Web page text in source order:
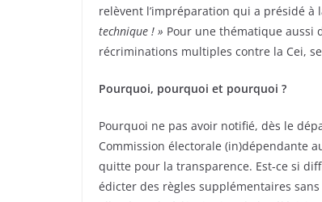
relèvent l’impréparation qui a présidé à
technique ! » Pour une thématique aussi
récriminations multiples contre la Cei,
Pourquoi, pourquoi et pourquoi ?
Pourquoi ne pas avoir notifié, dès le
Commission électorale (in)dépendante
quitte pour la transparence. Est-ce si
édicter des règles supplémentaires